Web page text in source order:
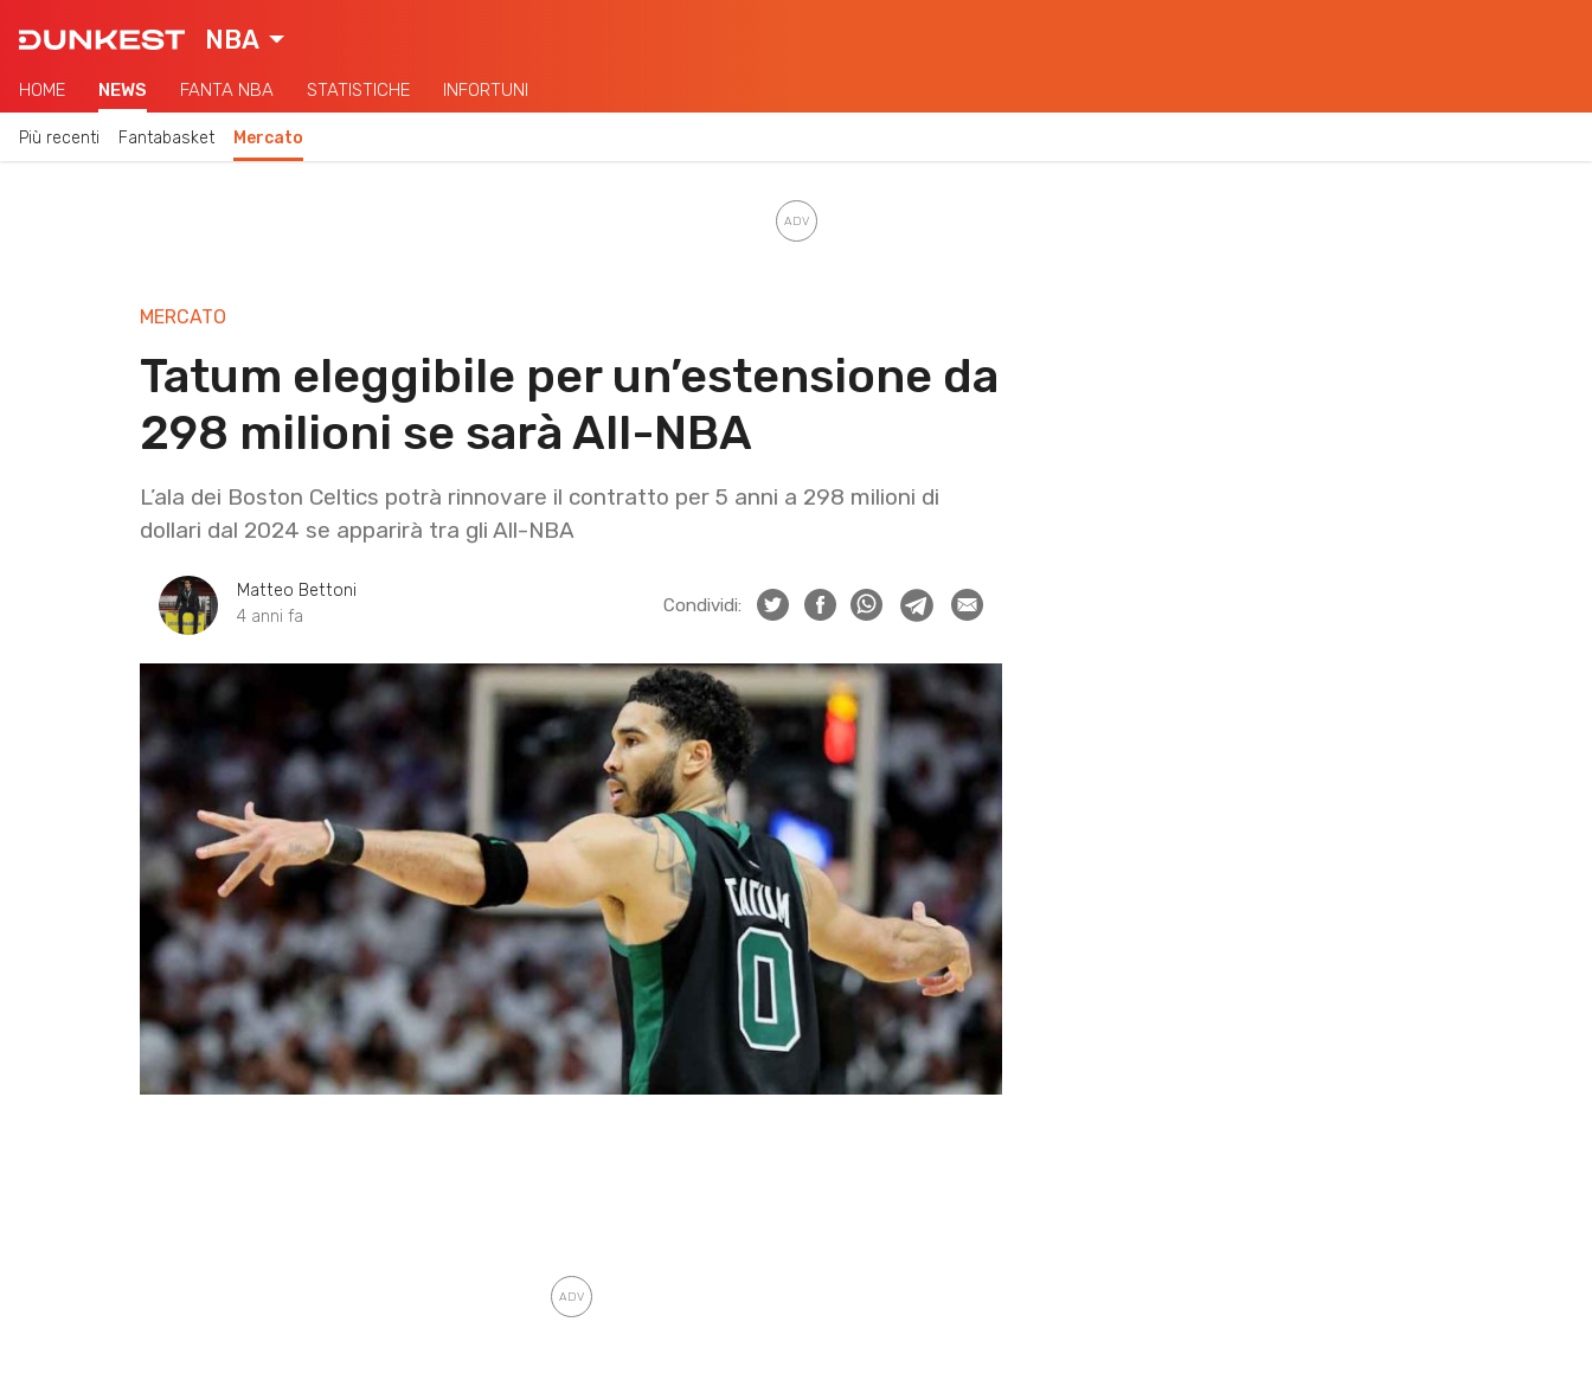
NBA
HOME NEWS FANTA NBA STATISTICHE INFORTUNI
Più recenti Fantabasket Mercato
MERCATO
Tatum eleggibile per un’estensione da
298 milioni se sarà All-NBA
L’ala dei Boston Celtics potrà rinnovare il contratto per 5 anni a 298 milioni di
dollari dal 2024 se apparirà tra gli All-NBA
Matteo Bettoni
4 anni fa
Condividi: